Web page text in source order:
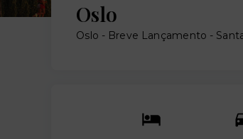
Oslo
Oslo - Breve Lançamento -